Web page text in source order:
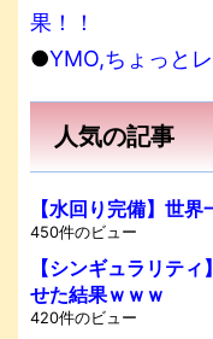
果！！
●YMO,ちょっと
人気の記事
【水回り完備】世
450件のビュー
【シンギュラリテ
せた結果ｗｗｗ
420件のビュー